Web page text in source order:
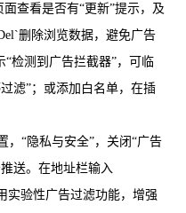
面查看是否有“更新”提示，及
删除浏览数据，避免广告
“检测到广告拦截器”，可临
滤”；或添加白名单，在插
，“隐私与安全”，关闭“广告
送。在地址栏输入
实验性广告过滤功能，增强